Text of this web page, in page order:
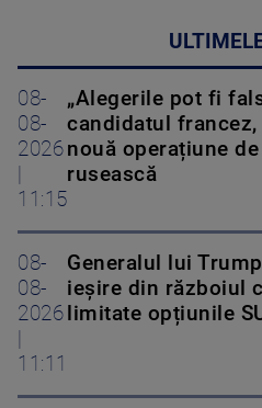
08-
08-
2026
11:15
„Alegerile pot fi
candidatul
nouă operațiune
rusească
08-
08-
2026
11:11
Generalul lui
ieșire din războiul
limitate opțiunile